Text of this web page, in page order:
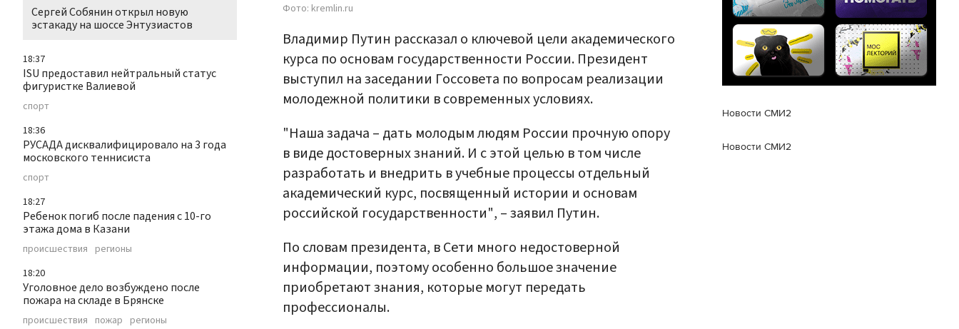
Сергей Собянин открыл новую
эстакаду на шоссе Энтузиастов
18:37
ISU предоставил нейтральный статус
фигуристке Валиевой
спорт
18:36
РУСАДА дисквалифицировало на 3 года
московского теннисиста
спорт
18:27
Ребенок погиб после падения с 10-го
этажа дома в Казани
происшествия регионы
18:20
Уголовное дело возбуждено после
пожара на складе в Брянске
происшествия пожар регионы
Фото: kremlin.ru
Владимир Путин рассказал о ключевой цели академического
курса по основам государственности России. Президент
выступил на заседании Госсовета по вопросам реализации
молодежной политики в современных условиях.
"Наша задача – дать молодым людям России прочную опору
в виде достоверных знаний. И с этой целью в том числе
разработать и внедрить в учебные процессы отдельный
академический курс, посвященный истории и основам
российской государственности", – заявил Путин.
По словам президента, в Сети много недостоверной
информации, поэтому особенно большое значение
приобретают знания, которые могут передать
профессионалы.
Новости СМИ2
Новости СМИ2